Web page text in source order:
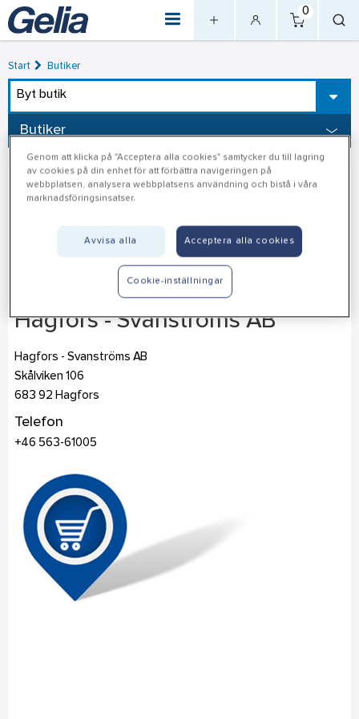
0
Start Butiker
Byt butik
Butiker
Hagfors - Svanströms AB
Hagfors - Svanströms AB
Skålviken 106
683 92 Hagfors
Telefon
+46 563-61005
Genom att klicka på "Acceptera alla cookies" samtycker du till lagring
av cookies på din enhet för att förbättra navigeringen på
webbplatsen, analysera webbplatsens användning och bistå i våra
marknadsföringsinsatser.
Avvisa alla Acceptera alla cookies
Cookie-inställningar